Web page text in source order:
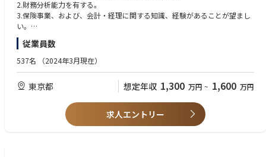
■ポジションの魅力（IT部門共通）
・メガバンク等では業務が細分化されがちですが、当社では上流から一貫
して関わることができ、幅広くかつ深いスキルを身につけることが可能で
す。
に考え、柔軟かつスピーディに物事を進める文化があります。
・クラウドを前提としたシステム環境で、新しい技術やチャレンジに取り
組めます。
■中長期的なキャリアパス
能力・成果に応じて、昇給・昇進を行います。
高い専門性を発揮し、実務で価値を発揮されている方については、
上記で培ったノウハウを活用し、国内損保・生保等、海外保険事業以外の
グループのトランザクションも必要に応じてサポートする。
【業務内容】
■海外戦略室内庶務
■クロスボーダーM&A立案における業務全般
具体的には、チームとしてクロスボーダーM&Aを成立させるため、以下を
1.マーケット分析
2.財務分析能力を有する。
3.保険事業、および、会計・経理に関する知識、経験があることが望まし
い。
4.（クロスボーダー）M&A取引全体に関わる経験、知識を有することが望
ましい。
5.チームメンバーと協働しながら、ハンズオンでの分析・プレゼンテーシ
6.PCスキル：エクセル、ワード、パワーポイント
従業員数
537名 （2024年3月現在）
東京都 想定年収 1,300 万円 ~ 1,600 万円
求人エントリー